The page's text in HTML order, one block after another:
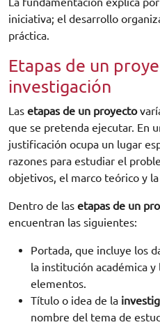
iniciativa; el desarrollo
práctica.
Etapas de un
investigación
Las etapas de un proyecto
que se pretenda ejecutar. En
justificación ocupa un lugar
razones para estudiar el
objetivos, el marco teórico y
Dentro de las etapas de un
encuentran las siguientes:
Portada, que incluye los
la institución académica
elementos.
Título o idea de la
nombre del tema de